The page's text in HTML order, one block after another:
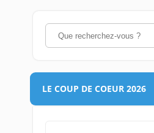
LE COUP DE COEUR 2026